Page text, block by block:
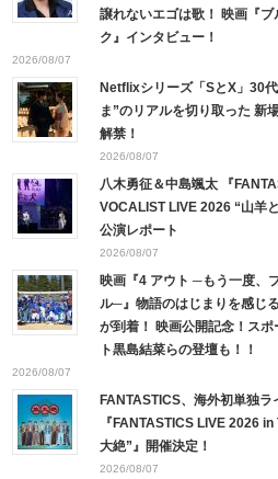
譲れないエゴは歌！ 映画『ブ
ク』インタビュー！
2026/08/07
Netflixシリーズ「SとX」30
ま”のリアルを切り取った 新
解禁！
2026/08/07
八木勇征＆中島颯太 『
VOCALIST LIVE 2026 “山羊
公演レポート
2026/08/07
映画『4 アウト ─もう一度、
ル─』物語のはじまりを感じ
が到着！ 映画公開記念！スポ
ト黒島結菜らの登壇も！！
2026/08/07
FANTASTICS、海外初単独ラ
『FANTASTICS LIVE 2026 in
大絶”』開催決定！
2026/08/07